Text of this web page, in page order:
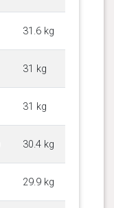
31.6 kg
31 kg
31 kg
30.4 kg
29.9 kg